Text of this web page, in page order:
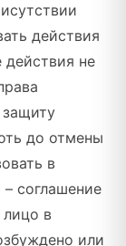
действия
действия не
до отмены
в
соглашение
в
или